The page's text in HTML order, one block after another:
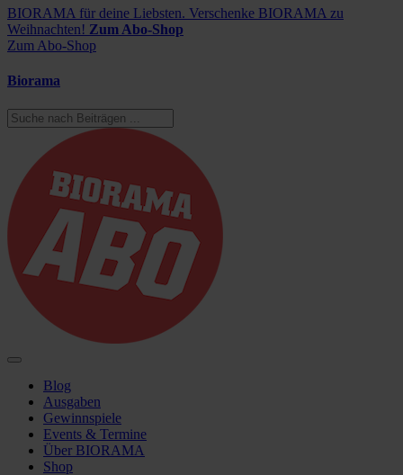
BIORAMA für deine Liebsten. Verschenke BIORAMA zu
Weihnachten! Zum Abo-Shop
Zum Abo-Shop
Biorama
Blog
Ausgaben
Gewinnspiele
Events & Termine
Über BIORAMA
Shop